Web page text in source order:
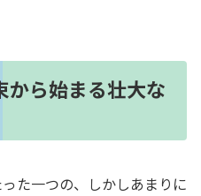
から始まる壮大な
た一つの、しかしあまりに